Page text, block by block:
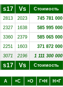
s17 Vs
Стоимость
2813 2023
745 781 000
2327 1638
585 995 000
3360 2379
585 065 000
2251 1603
371 872 000
3071 2196 1 111 300 000
s17 Vs Стоимость
А ×C ×O Г×Н
Н×Г